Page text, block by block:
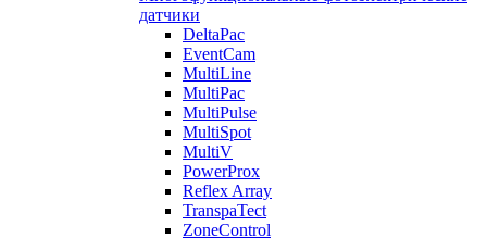
датчики
DeltaPac
EventCam
MultiLine
MultiPac
MultiPulse
MultiSpot
MultiV
PowerProx
Reflex Array
TranspaTect
ZoneControl